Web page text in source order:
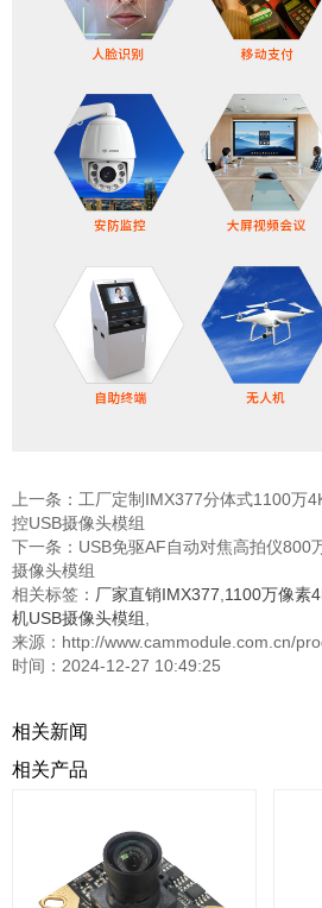
上一条： 工厂定制IMX377分体式1100万
控USB摄像头模组
下一条： USB免驱AF自动对焦高拍仪800
摄像头模组
相关标签： 厂家直销IMX377,1100万像素
机USB摄像头模组,
来源：http://www.cammodule.com.cn/
时间：2024-12-27 10:49:25
相关新闻
相关产品